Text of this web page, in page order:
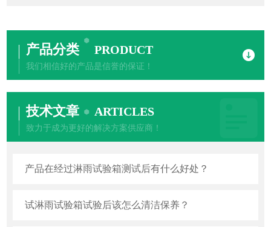
产品分类 PRODUCT
我们相信好的产品是信誉的保证！
技术文章 ARTICLES
致力于成为更好的解决方案供应商！
产品在经过淋雨试验箱测试后有什么好处？
试淋雨试验箱试验后该怎么清洁保养？